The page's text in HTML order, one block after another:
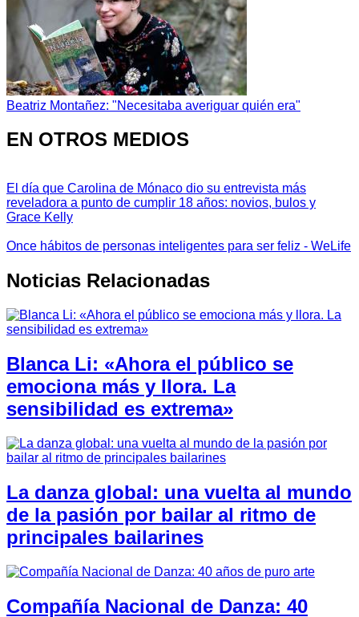
Beatriz Montañez: "Necesitaba averiguar quién era"
EN OTROS MEDIOS
El día que Carolina de Mónaco dio su entrevista más
reveladora a punto de cumplir 18 años: novios, bulos y
Grace Kelly
Once hábitos de personas inteligentes para ser feliz - WeLife
Noticias Relacionadas
Blanca Li: «Ahora el público se
emociona más y llora. La
sensibilidad es extrema»
La danza global: una vuelta al mundo
de la pasión por bailar al ritmo de
principales bailarines
Compañía Nacional de Danza: 40